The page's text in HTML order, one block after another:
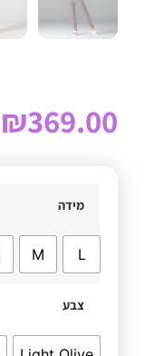
₪369.00
מידה
L
M
צבע